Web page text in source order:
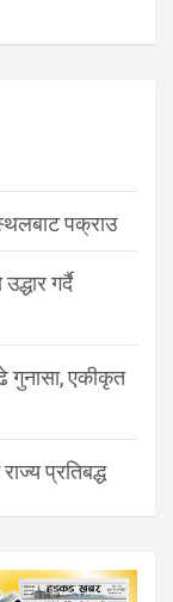
पक्राउ
गर्दै
गुनासा, एकीकृत
प्रतिबद्ध